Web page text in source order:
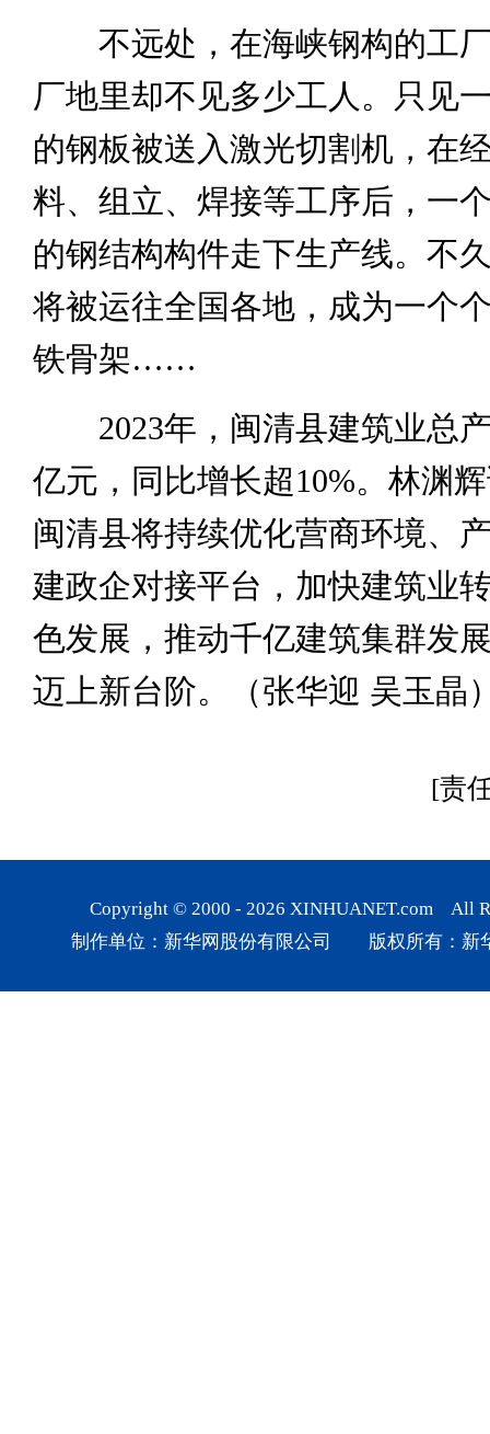
不远处，在海峡钢构的工厂
厂地里却不见多少工人。只见
的钢板被送入激光切割机，在
料、组立、焊接等工序后，一
的钢结构构件走下生产线。不
将被运往全国各地，成为一个
铁骨架……
2023年，闽清县建筑业总产
亿元，同比增长超10%。林渊
闽清县将持续优化营商环境、
建政企对接平台，加快建筑业
色发展，推动千亿建筑集群发
迈上新台阶。（张华迎 吴玉晶
[责
Copyright © 2000 - 2026 XINHUANET.com All
制作单位：新华网股份有限公司 版权所有：新